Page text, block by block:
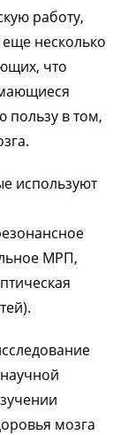
работу,
несколько
что
пользу в том,
используют
МРП,
мозга